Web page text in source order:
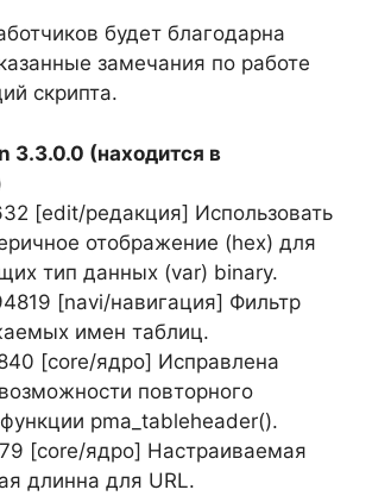
будет благодарна
замечания по работе
скрипта.
3.3.0.0 (находится в
[edit/редакция] Использовать
отображение (hex) для
тип данных (var) binary.
[navi/навигация] Фильтр
имен таблиц.
[core/ядро] Исправлена
повторного
pma_tableheader().
[core/ядро] Настраиваемая
длинна для URL.